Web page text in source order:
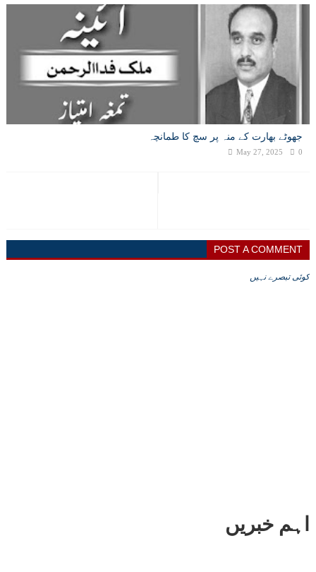
جھوٹے بھارت کے منہ پر سچ کا طمانچہ
May 27, 2025 0
POST A COMMENT
کوئی تبصرے نہیں
اہم خبریں